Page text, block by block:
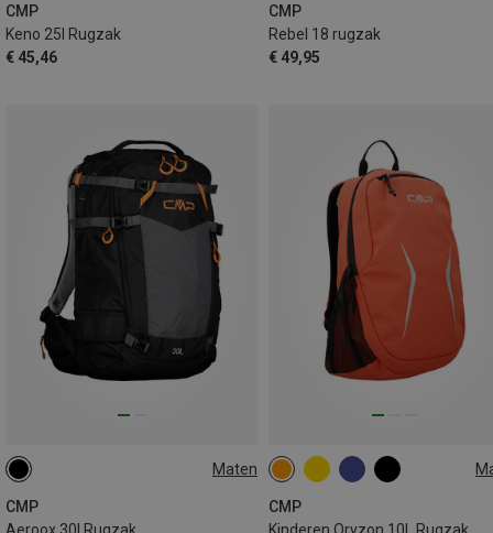
CMP
Keno 25l Rugzak
€ 45,46
CMP
Rebel 18 rugzak
€ 49,95
Maten
CMP
30L
CMP
10L